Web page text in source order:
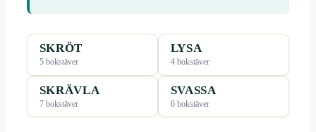
SKRÖT
5 bokstäver
LYSA
4 bokstäver
SKRÄVLA
7 bokstäver
SVASSA
6 bokstäver